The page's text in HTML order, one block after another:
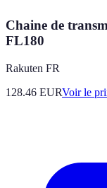
Chaine de
FL180
Rakuten FR
128.46 EURVoir le